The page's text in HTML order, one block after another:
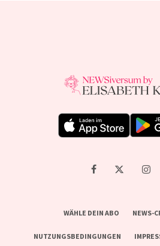
WÄHLE DEIN ABO NEWS-
NUTZUNGSBEDINGUNGEN